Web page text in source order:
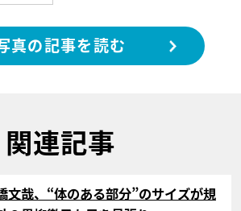
真の記事を読む
関連記事
ル
文哉、“体のある部分”のサイズが規